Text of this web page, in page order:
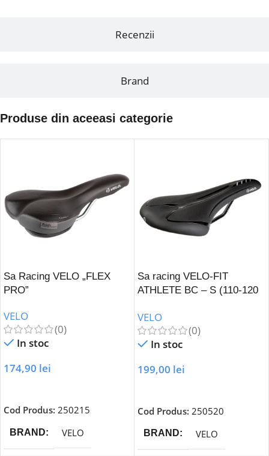
Recenzii
Brand
Produse din aceeasi categorie
Sa Racing VELO „FLEX
PRO”
VELO
(0)
In stoc
174,90 lei
Cod Produs: 250215
BRAND VELO
Sa racing VELO-FIT
ATHLETE BC – S (110-120
VELO
(0)
In stoc
199,00 lei
Cod Produs: 250520
BRAND VELO